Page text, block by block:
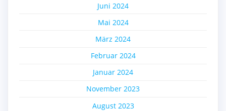
Juni 2024
Mai 2024
März 2024
Februar 2024
Januar 2024
November 2023
August 2023